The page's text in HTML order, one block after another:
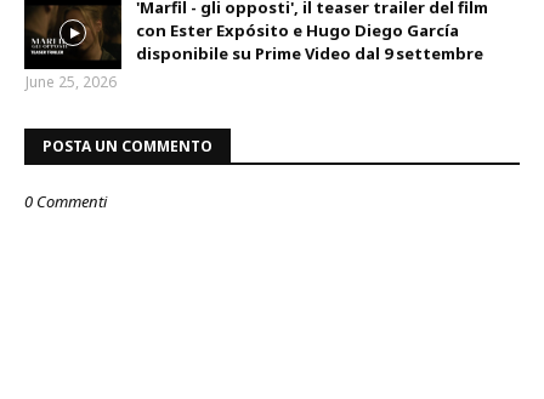
'Marfil - gli opposti', il teaser trailer del film
con Ester Expósito e Hugo Diego García
disponibile su Prime Video dal 9 settembre
June 25, 2026
POSTA UN COMMENTO
0 Commenti